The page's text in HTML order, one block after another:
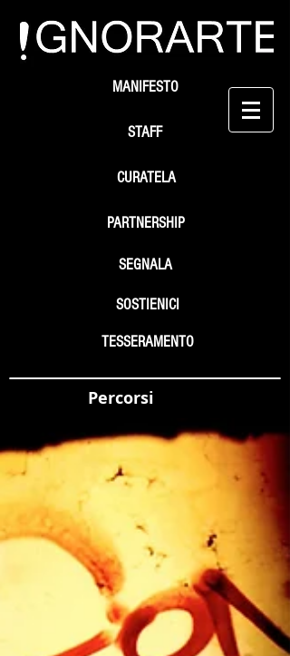
STAFF
SEGNALA
SOSTIENICI
MANIFESTO
PARTNERSHIP
TESSERAMENTO
CURATELA
Percorsi